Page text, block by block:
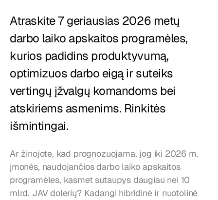
Maisto tiekimas
Kainos
Atraskite 7 geriausias 2026 metų
darbo laiko apskaitos programėles,
kurios padidins produktyvumą,
optimizuos darbo eigą ir suteiks
vertingų įžvalgų komandoms bei
atskiriems asmenims. Rinkitės
išmintingai.
Ar žinojote, kad prognozuojama, jog iki 2026 m.
įmonės, naudojančios darbo laiko apskaitos
programėles, kasmet sutaupys daugiau nei 10
mlrd. JAV dolerių? Kadangi hibridinė ir nuotolinė